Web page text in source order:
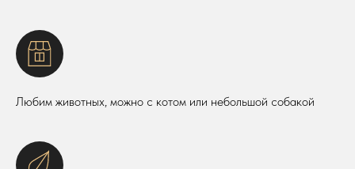
Любим животных, можно с котом или небольшой собакой